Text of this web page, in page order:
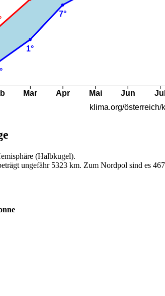
(Halbkugel).
ungefähr 5323 km. Zum Nordpol sind es